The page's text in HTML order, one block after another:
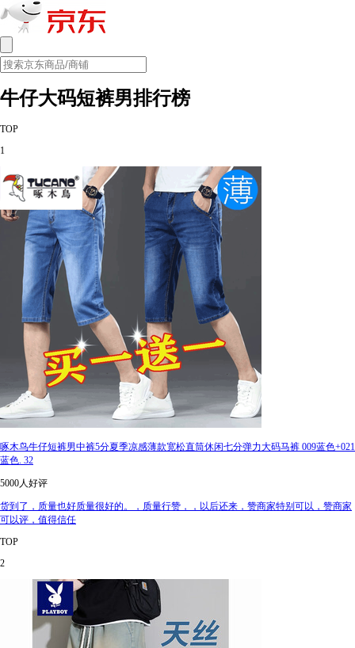
牛仔大码短裤男排行榜
TOP
1
啄木鸟牛仔短裤男中裤5分夏季凉感薄款宽松直筒休闲七分弹力大码马裤 009蓝色+021
蓝色. 32
5000人好评
货到了，质量也好质量很好的。，质量行赞，，以后还来，赞商家特别可以，赞商家
可以评，值得信任
TOP
2